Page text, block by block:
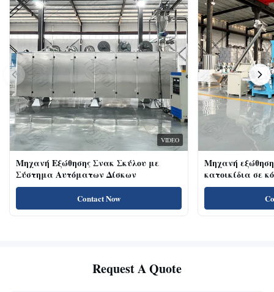
VIDEO
Μηχανή Εξώθησης Σνακ Σκύλου με
Σύστημα Αυτόματων Δίσκων
Contact Now
Μηχανή
κατοικίδια σε
κοτόπουλου
για γάτες με
πρωτεΐνη,
Request A Quote